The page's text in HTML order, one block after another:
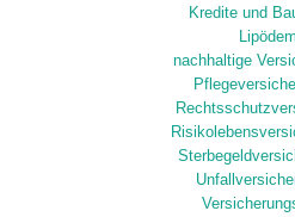
Kredite und
Lipödem
nachhaltige